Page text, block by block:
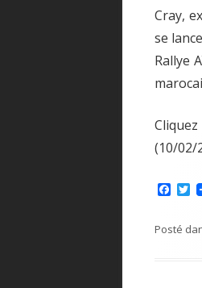
Cray,
se
Rallye
(10/02/
a
e
T
w
t
Posté